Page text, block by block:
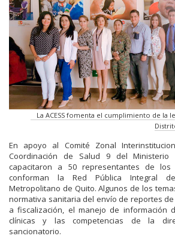
La ACESS fomenta el cumplimiento de la
En apoyo al Comité Zonal
Coordinación de Salud 9 del
capacitaron a 50 representantes de los
conforman la Red Pública Integral
Metropolitano de Quito. Algunos de los
normativa sanitaria del envío de reportes
a fiscalización, el manejo de información
clínicas y las competencias de la
sancionatorio.